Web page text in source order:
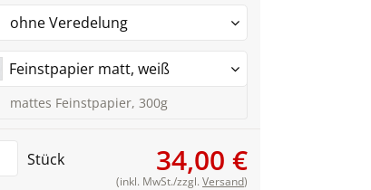
ohne Veredelung
Feinstpapier matt, weiß
mattes Feinstpapier, 300g
Stück 34,00 €
(inkl. MwSt./zzgl. Versand)